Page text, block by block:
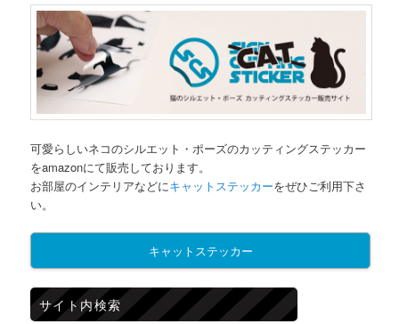
可愛らしいネコのシルエット・ポーズのカッティングステッカー
をamazonにて販売しております。
お部屋のインテリアなどにキャットステッカーをぜひご利用下さ
い。
キャットステッカー
サイト内検索